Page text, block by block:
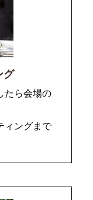
グ
たら会場の
ィングまで